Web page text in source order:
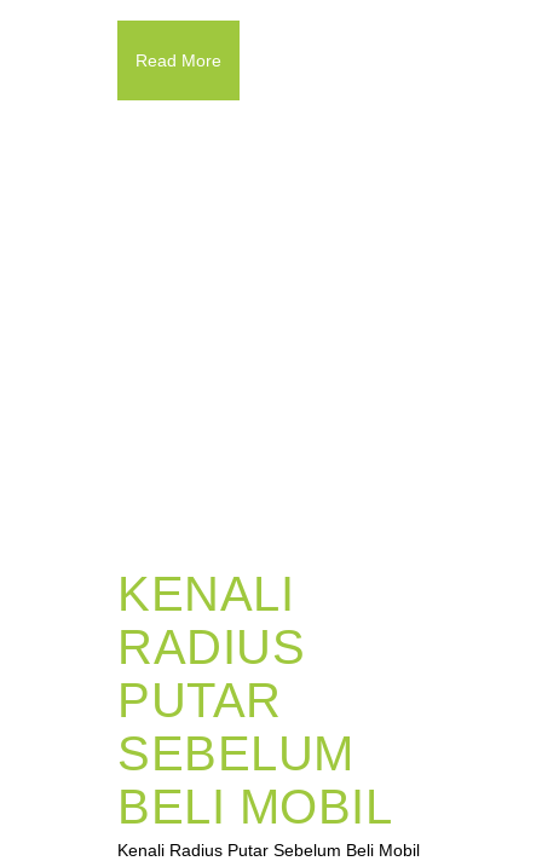
Read More
KENALI
RADIUS
PUTAR
SEBELUM
BELI MOBIL
Kenali Radius Putar Sebelum Beli Mobil